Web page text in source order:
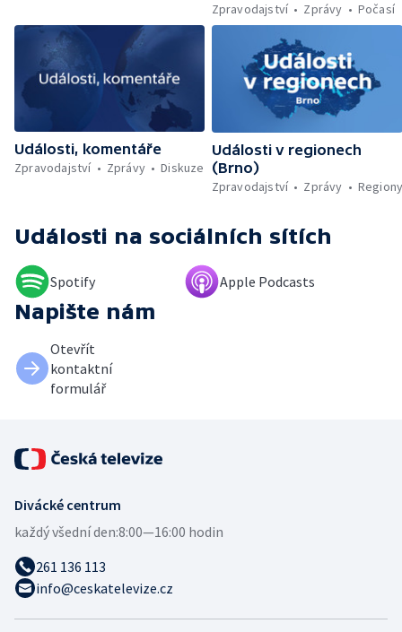
Zpravodajství
Zprávy Počasí
Události, komentáře
Zpravodajství
Zprávy Diskuze
Události v regionech
(Brno)
Zpravodajství
Zprávy
Události na sociálních sítích
Spotify Apple Podcasts
Napište nám
Otevřít
kontaktní
formulář
Divácké centrum
každý všední den:8:00—16:00 hodin
261 136 113
info@ceskatelevize.cz